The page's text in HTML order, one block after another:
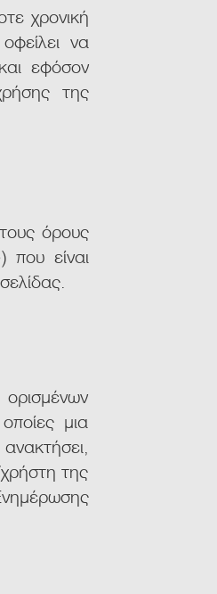
χρονική
να
εφόσον
της
όρους
είναι
μια
της